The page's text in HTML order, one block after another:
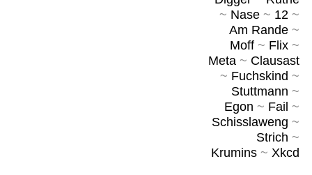
~ Nase~ 12~
Am Rande~
Moff~ Flix~
Meta~ Clausast
~ Fuchskind ~
Stuttmann ~
Egon ~ Fail ~
Schisslaweng ~
Strich ~
Krumins~ Xkcd